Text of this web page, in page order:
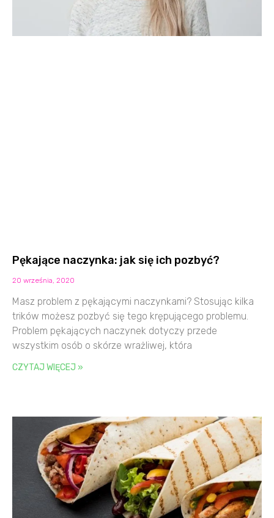
Pękające naczynka: jak się ich pozbyć?
20 września, 2020
Masz problem z pękającymi naczynkami? Stosując kilka
trików możesz pozbyć się tego krępującego problemu.
Problem pękających naczynek dotyczy przede
wszystkim osób o skórze wrażliwej, która
CZYTAJ WIĘCEJ »